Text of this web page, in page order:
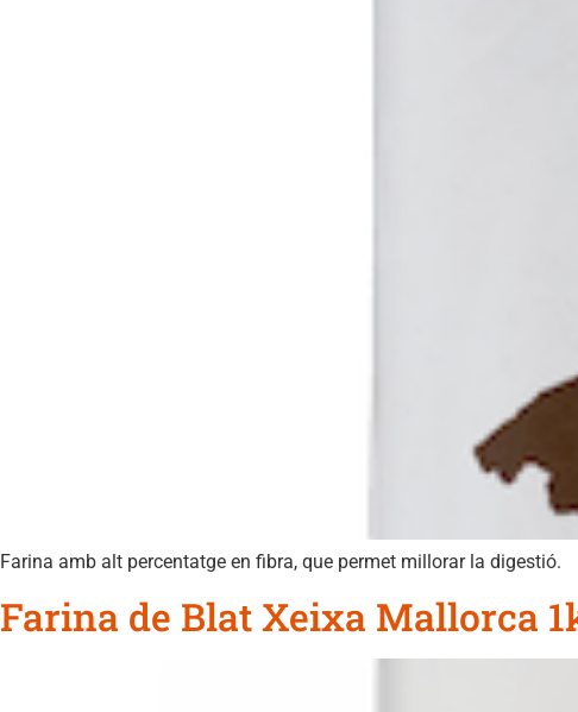
Farina amb alt percentatge en fibra, que permet millorar la digestió.
Farina de Blat Xeixa Mallorca